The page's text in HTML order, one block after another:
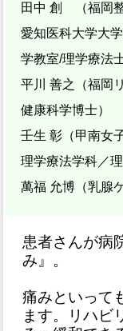
田中 創 （福岡
愛知医科大学大
学教室/理学療法士
平川 善之（福岡
健康科学博士）
壬生 彰（甲南女
理学療法学科／理
萬福 允博（乳腺
患者さんが病
み』。
痛みといって
ます。リハビ